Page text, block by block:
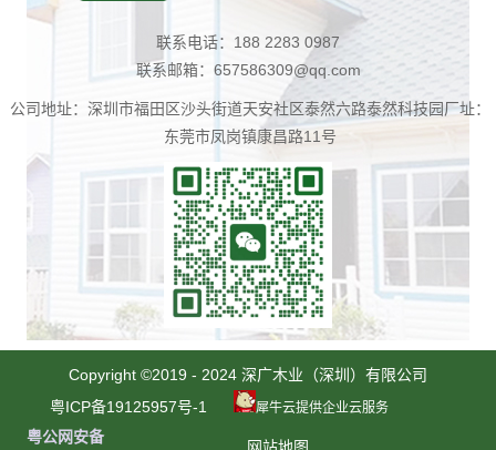
联系电话：188 2283 0987
联系邮箱：657586309@qq.com
公司地址：深圳市福田区沙头街道天安社区泰然六路泰然科技园厂址：
东莞市凤岗镇康昌路11号
Copyright ©2019 - 2024 深广木业（深圳）有限公司
粤ICP备19125957号-1
犀牛云提供企业云服务
网站地图
粤公网安备